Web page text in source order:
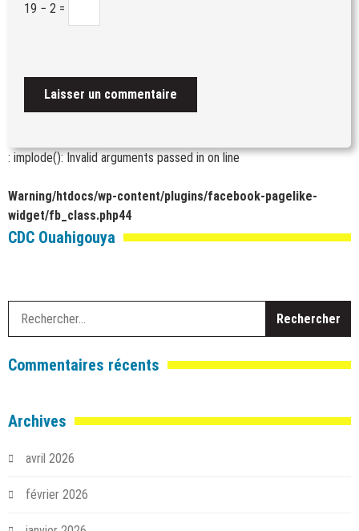
19 − 2 =
: implode(): Invalid arguments passed inon line
Warning/htdocs/wp-content/plugins/facebook-pagelike-
widget/fb_class.php44
CDC Ouahigouya
Commentaires récents
Archives
avril 2026
février 2026